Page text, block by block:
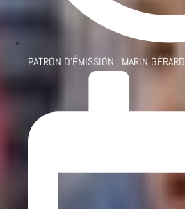
PATRON D'ÉMISSION : MARIN GÉRARD